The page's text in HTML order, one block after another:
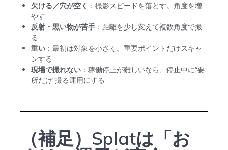
欠ける／穴が空く ：撮影スピードを落とす。角度を増
やす
反射・黒い物が苦手 ：距離を少し変えて複数角度で撮
る
重い ：最初は対象を小さく。重要ポイントだけスキャ
ンする
現場で撮れない ：稼働停止が難しいなら、停止中に“要
所だけ”撮る運用にする
（補足）Splatは「お